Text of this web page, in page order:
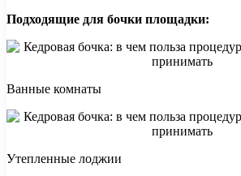
Подходящие для бочки площадки:
Ванные комнаты
Утепленные лоджии